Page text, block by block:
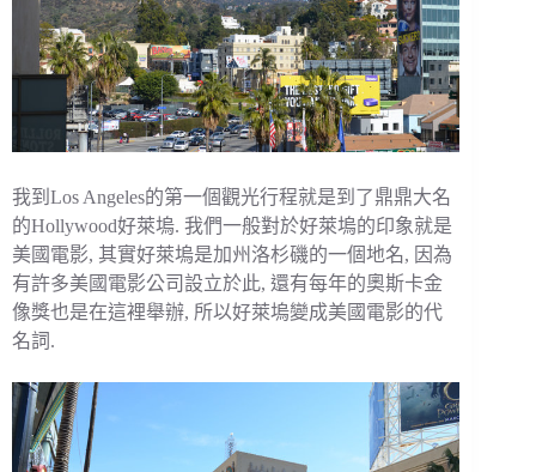
我到Los Angeles的第一個觀光行程就是到了鼎鼎大名
的Hollywood好萊塢. 我們一般對於好萊塢的印象就是
美國電影, 其實好萊塢是加州洛杉磯的一個地名, 因為
有許多美國電影公司設立於此, 還有每年的奧斯卡金
像獎也是在這裡舉辦, 所以好萊塢變成美國電影的代
名詞.